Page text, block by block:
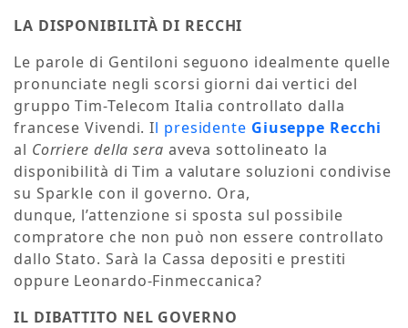
LA DISPONIBILITÀ DI RECCHI
Le parole di Gentiloni seguono idealmente quelle
pronunciate negli scorsi giorni dai vertici del
gruppo Tim-Telecom Italia controllato dalla
francese Vivendi. Il presidente Giuseppe Recchi
al Corriere della sera aveva sottolineato la
disponibilità di Tim a valutare soluzioni condivise
su Sparkle con il governo. Ora,
dunque, l’attenzione si sposta sul possibile
compratore che non può non essere controllato
dallo Stato. Sarà la Cassa depositi e prestiti
oppure Leonardo-Finmeccanica?
IL DIBATTITO NEL GOVERNO